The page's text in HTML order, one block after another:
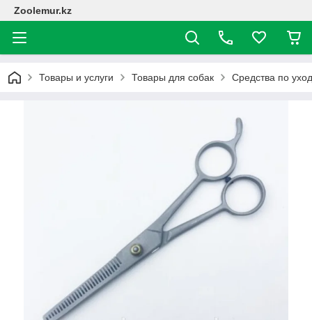
Zoolemur.kz
Товары и услуги Товары для собак Средства по